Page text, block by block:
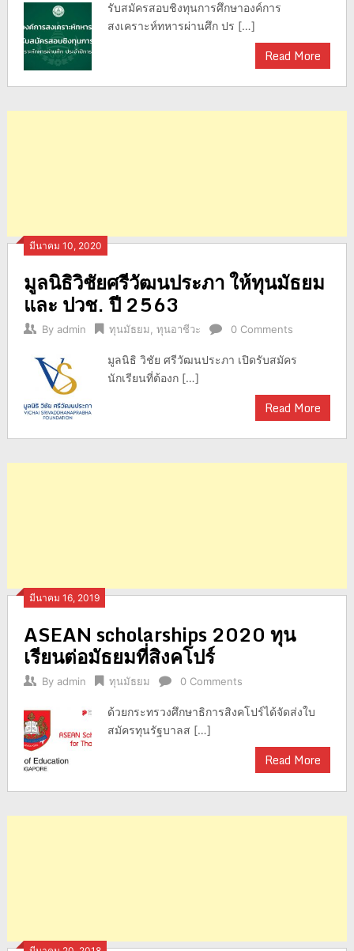
รับสมัครสอบชิงทุนการศึกษาองค์การ
สงเคราะห์ทหารผ่านศึก ปร […]
Read More
มีนาคม 10, 2020
มูลนิธิวิชัยศรีวัฒนประภา ให้ทุนมัธยม
และ ปวช. ปี 2563
By admin ทุนมัธยม, ทุนอาชีวะ 0 Comments
มูลนิธิ วิชัย ศรีวัฒนประภา เปิดรับสมัคร
นักเรียนที่ต้องก […]
Read More
มีนาคม 16, 2019
ASEAN scholarships 2020 ทุน
เรียนต่อมัธยมที่สิงคโปร์
By admin ทุนมัธยม 0 Comments
ด้วยกระทรวงศึกษาธิการสิงคโปร์ได้จัดส่งใบ
สมัครทุนรัฐบาลส […]
Read More